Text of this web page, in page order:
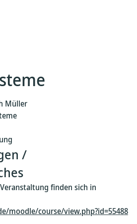
Müller
/
finden sich in
moodle/course/view.php?id=55488